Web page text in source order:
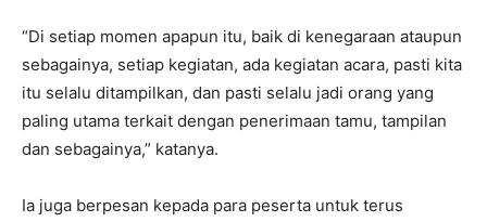
“Di setiap momen apapun itu, baik di kenegaraan ataupun
sebagainya, setiap kegiatan, ada kegiatan acara, pasti kita
itu selalu ditampilkan, dan pasti selalu jadi orang yang
paling utama terkait dengan penerimaan tamu, tampilan
dan sebagainya,” katanya.
Ia juga berpesan kepada para peserta untuk terus